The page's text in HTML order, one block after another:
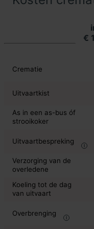
€
Crematie
Uitvaartkist
As in een as-bus óf
strooikoker
Uitvaartbespreking
Verzorging van de
overledene
Koeling tot de dag
van uitvaart
Overbrenging